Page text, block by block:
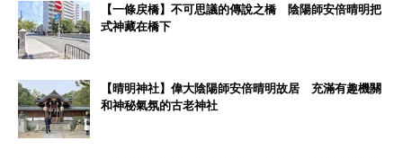
【一條戻橋】不可思議的傳說之橋 陰陽師安倍晴明把
式神藏在橋下
【晴明神社】偉大陰陽師安倍晴明故居 充滿有趣機關
和神秘氣氛的古老神社